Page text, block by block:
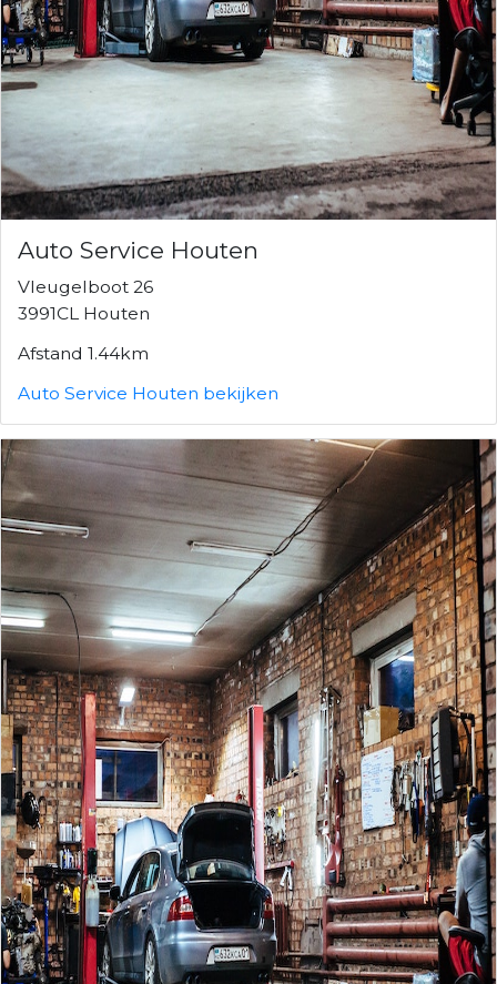
Auto Service Houten
Vleugelboot 26
3991CL Houten
Afstand 1.44km
Auto Service Houten bekijken